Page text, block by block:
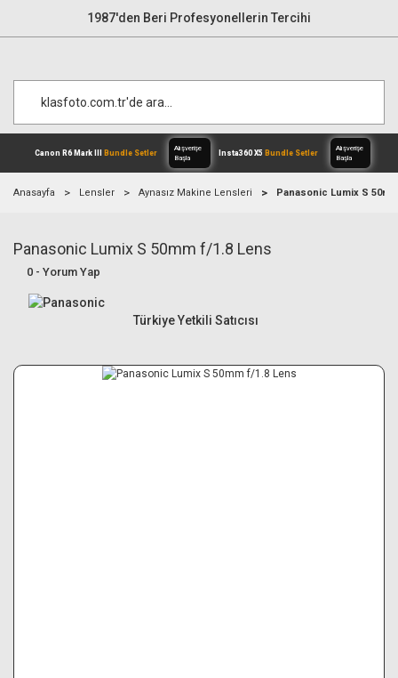
1987'den Beri Profesyonellerin Tercihi
Canon R6 Mark III Bundle Setler
Anasayfa Lensler Aynasız Makine Lensleri Panasonic Lumix S
Panasonic Lumix S 50mm f/1.8 Lens
0 - Yorum Yap
Türkiye Yetkili Satıcısı